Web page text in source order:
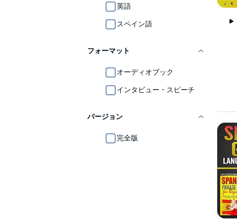
英語
スペイン語
フォーマット
オーディオブック
インタビュー・スピーチ
バージョン
完全版